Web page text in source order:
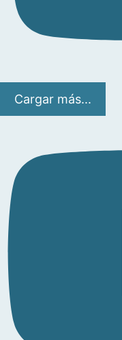
Cargar más...